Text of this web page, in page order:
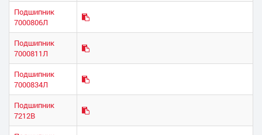
Подшипник
7000806Л
Подшипник
7000811Л
Подшипник
7000834Л
Подшипник
7212В